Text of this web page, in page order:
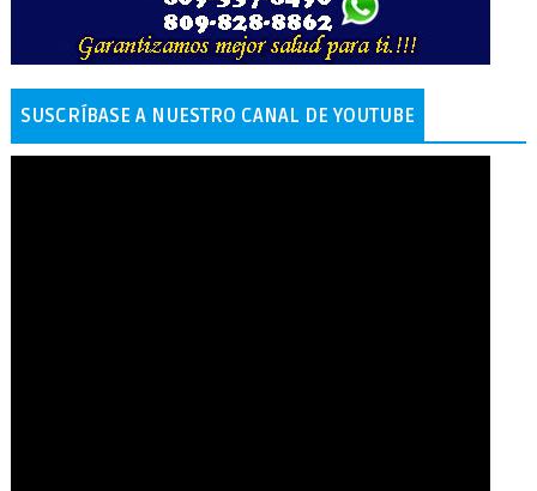
SUSCRÍBASE A NUESTRO CANAL DE YOUTUBE